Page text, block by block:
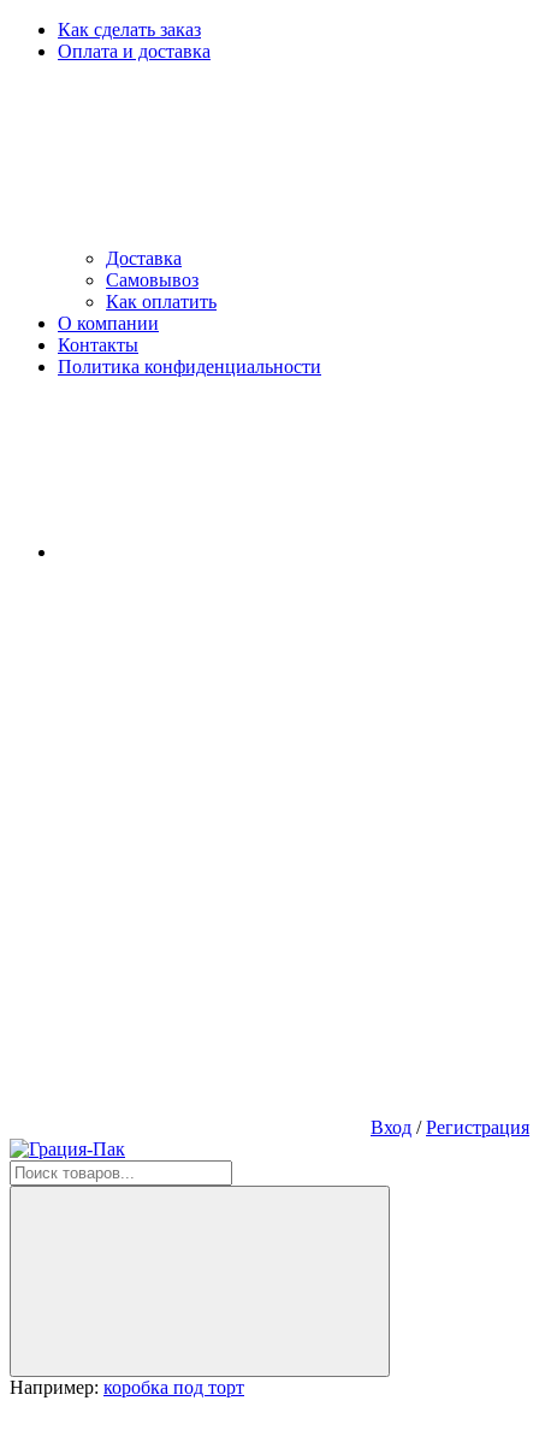
Как сделать заказ
Оплата и доставка
Доставка
Самовывоз
Как оплатить
О компании
Контакты
Политика конфиденциальности
Вход /Регистрация
Например: коробка под торт